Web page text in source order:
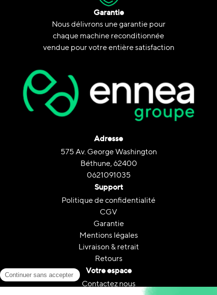
Garantie
Nous délivrons une garantie pour
chaque machine reconditionnée
vendue pour votre entière satisfaction
Adresse
575 Av. George Washington
Béthune, 62400
0621091035
Support
Politique de confidentialité
CGV
Garantie
Mentions légales
Livraison & retrait
Retours
Votre espace
Contactez nous